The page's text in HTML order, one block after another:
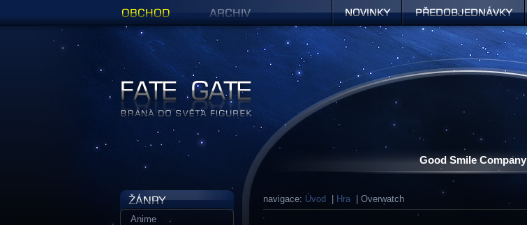
Good Smile Company
navigace: Úvod Hra | Overwatch
Anime
Figurky a sošky | Fate Gate
Předobjednávky